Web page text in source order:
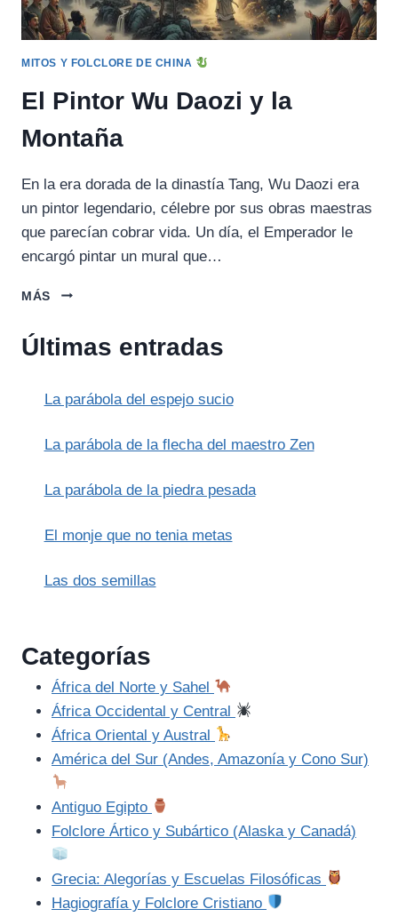
MITOS Y FOLCLORE DE CHINA
El Pintor Wu Daozi y la
Montaña
En la era dorada de la dinastía Tang, Wu Daozi era
un pintor legendario, célebre por sus obras maestras
que parecían cobrar vida. Un día, el Emperador le
encargó pintar un mural que…
MÁS
EL
DAOZI
MONTAÑA
Últimas entradas
La parábola del espejo sucio
La parábola de la flecha del maestro Zen
La parábola de la piedra pesada
El monje que no tenia metas
Las dos semillas
Categorías
África del Norte y Sahel
África Occidental y Central
África Oriental y Austral
América del Sur (Andes, Amazonía y Cono Sur)
Antiguo Egipto
Folclore Ártico y Subártico (Alaska y Canadá)
Grecia: Alegorías y Escuelas Filosóficas
Hagiografía y Folclore Cristiano